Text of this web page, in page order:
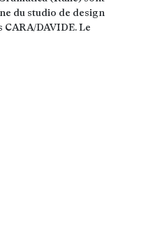
du studio de design
CARA/DAVIDE. Le